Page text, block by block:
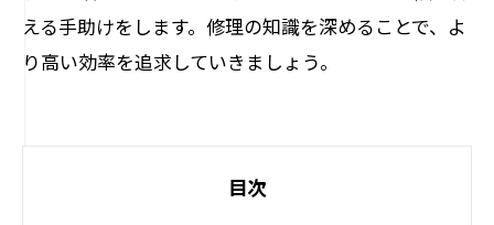
える手助けをします。修理の知識を深めることで、よ
り高い効率を追求していきましょう。
目次